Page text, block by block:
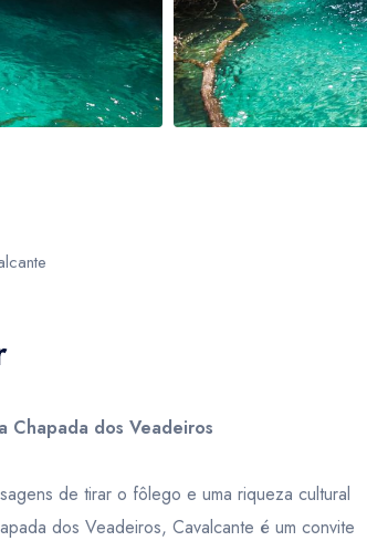
Chapada dos Veadeiros
de tirar o fôlego e uma riqueza cultural
dos Veadeiros, Cavalcante é um convite
com até 48 horas antes do início do
não será permitido o cancelamento.
será considerado“NO-SHOW”e
- R$ BGN-
Brazilian real
BRL- R$ BGN-